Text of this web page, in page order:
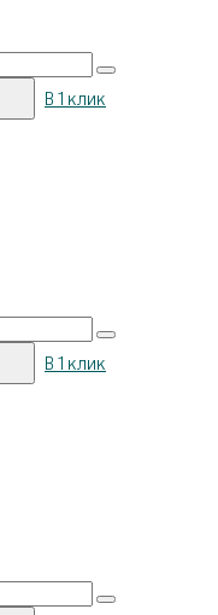
В 1 клик
В 1 клик